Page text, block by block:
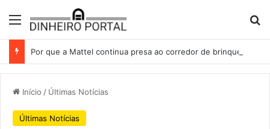
Menu
Início / Últimas Notícias
Últimas Notícias